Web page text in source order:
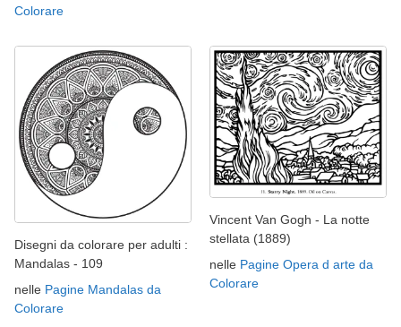
Colorare
Disegni da colorare per adulti :
Mandalas - 109
nelle Pagine Mandalas da
Colorare
Vincent Van Gogh - La notte
stellata (1889)
nelle Pagine Opera d arte da
Colorare